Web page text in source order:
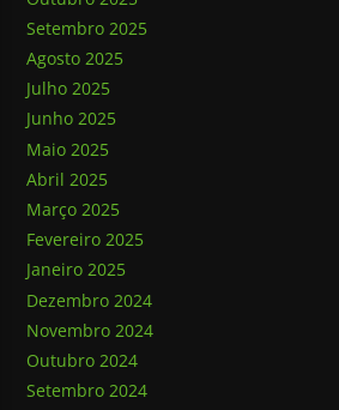
Setembro 2025
Agosto 2025
Julho 2025
Junho 2025
Maio 2025
Abril 2025
Março 2025
Fevereiro 2025
Janeiro 2025
Dezembro 2024
Novembro 2024
Outubro 2024
Setembro 2024